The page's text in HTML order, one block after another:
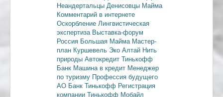
Неандертальцы Денисовцы Майма
Комментарий в интернете
Оскорбление Лингвистическая
экспертиза Выставка-форум
Россия Большая Майма Мастер-
план Куршевель Эко Алтай Нить
природы Автокредит Тинькофф
Банк Машина в кредит Менеджер
по туризму Профессия будущего
АО Банк Тинькофф Регистрация
компании Тинькофф Мобайл